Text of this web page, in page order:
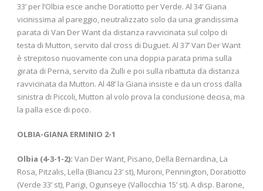
33’ per l’Olbia esce anche Doratiotto per Verde. Al 34’ Giana
vicinissima al pareggio, neutralizzato solo da una grandissima
parata di Van Der Want da distanza ravvicinata sul colpo di
testa di Mutton, servito dal cross di Duguet. Al 37’ Van Der Want
è strepitoso nuovamente con una doppia parata prima sulla
girata di Perna, servito da Zulli e poi sulla ribattuta da distanza
ravvicinata da Mutton. Al 48’ la Giana insiste e da un cross dalla
sinistra di Piccoli, Mutton al volo prova la conclusione decisa, ma
la palla esce di poco.
OLBIA-GIANA ERMINIO 2-1
Olbia (4-3-1-2): Van Der Want, Pisano, Della Bernardina, La
Rosa, Pitzalis, Lella (Biancu 23’ st), Muroni, Pennington, Doratiotto
(Verde 33’ st), Parigi, Ogunseye (Vallocchia 15’ st). A disp. Barone,